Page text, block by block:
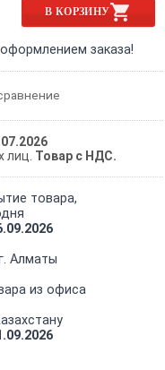
В КОРЗИНУ
заказа!
лиц. Товар с НДС.
товара,
Алматы
из офиса